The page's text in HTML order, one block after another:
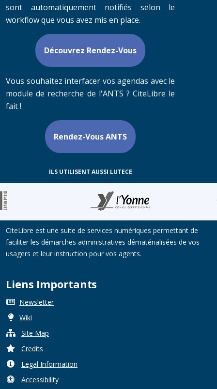
sont automatiquement notifiés selon le
workflow que vous avez mis en place.
Découvrez Rendez-Vous
Vous souhaitez interfacer vos agendas avec le
module de recherche de l'ANTS ? CiteLibre le
fait !
Rendez-Vous ANTS
ILS UTILISENT AUSSI LUTECE
A propos
CiteLibre est une suite de services numériques permettant de
faciliter les démarches administratives dématérialisées de vos
usagers et leur instruction pour vos agents.
Liens Importants
Newsletter
Wiki
Site Map
Credits
Legal Information
Accessibility